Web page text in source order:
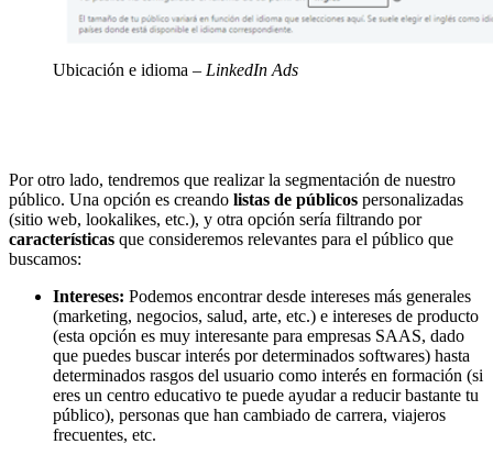
Ubicación e idioma – LinkedIn Ads
Por otro lado, tendremos que realizar la segmentación de nuestro
público. Una opción es creando listas de públicos personalizadas
(sitio web, lookalikes, etc.), y otra opción sería filtrando por
características que consideremos relevantes para el público que
buscamos:
Intereses: Podemos encontrar desde intereses más generales
(marketing, negocios, salud, arte, etc.) e intereses de producto
(esta opción es muy interesante para empresas SAAS, dado
que puedes buscar interés por determinados softwares) hasta
determinados rasgos del usuario como interés en formación (si
eres un centro educativo te puede ayudar a reducir bastante tu
público), personas que han cambiado de carrera, viajeros
frecuentes, etc.